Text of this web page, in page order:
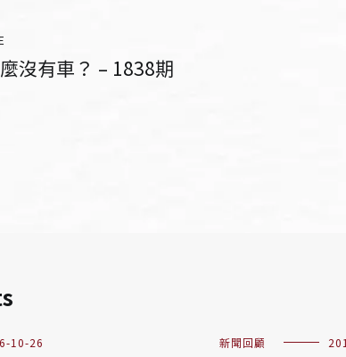
沒有車？ – 1838期
10-26 新聞回顧